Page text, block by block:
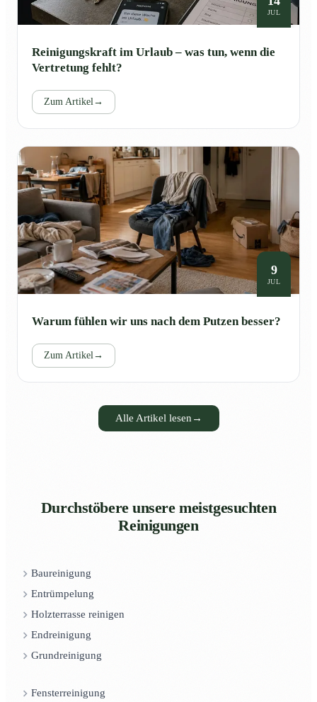
JUL
Reinigungskraft im Urlaub – was tun, wenn die
Vertretung fehlt?
Zum Artikel→
9
JUL
Warum fühlen wir uns nach dem Putzen besser?
Zum Artikel→
Alle Artikel lesen →
Durchstöbere unsere meistgesuchten
Reinigungen
Baureinigung
Entrümpelung
Holzterrasse reinigen
Endreinigung
Grundreinigung
Fensterreinigung